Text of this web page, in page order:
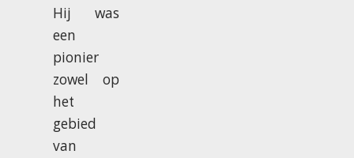
Hij was
een
pionier
zowel op
het
gebied
van